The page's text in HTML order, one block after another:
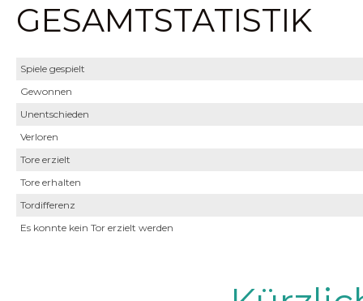
GESAMTSTATISTIK
Spiele gespielt
Gewonnen
Unentschieden
Verloren
Tore erzielt
Tore erhalten
Tordifferenz
Es konnte kein Tor erzielt werden